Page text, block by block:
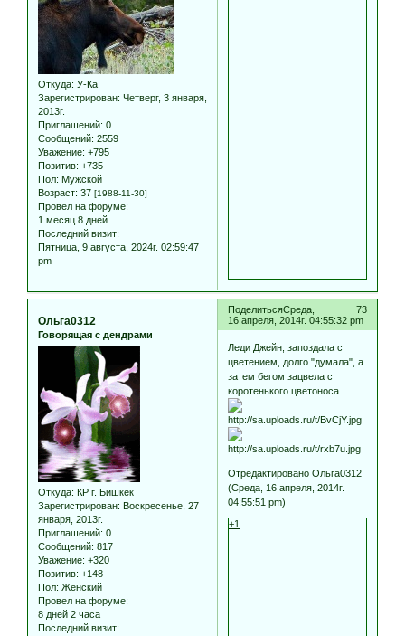
Откуда: У-Ка
Зарегистрирован: Четверг, 3 января,
2013г.
Приглашений: 0
Сообщений: 2559
Уважение: +795
Позитив: +735
Пол: Мужской
Возраст: 37 [1988-11-30]
Провел на форуме:
1 месяц 8 дней
Последний визит:
Пятница, 9 августа, 2024г. 02:59:47
pm
Поделиться 73
Среда,
16 апреля, 2014г. 04:55:32 pm
Ольга0312
Говорящая с дендрами
Откуда: КР г. Бишкек
Зарегистрирован: Воскресенье, 27
января, 2013г.
Приглашений: 0
Сообщений: 817
Уважение: +320
Позитив: +148
Пол: Женский
Провел на форуме:
8 дней 2 часа
Последний визит:
Леди Джейн, запоздала с
цветением, долго "думала", а
затем бегом зацвела с
коротенького цветоноса
Отредактировано Ольга0312
(Среда, 16 апреля, 2014г.
04:55:51 pm)
+1